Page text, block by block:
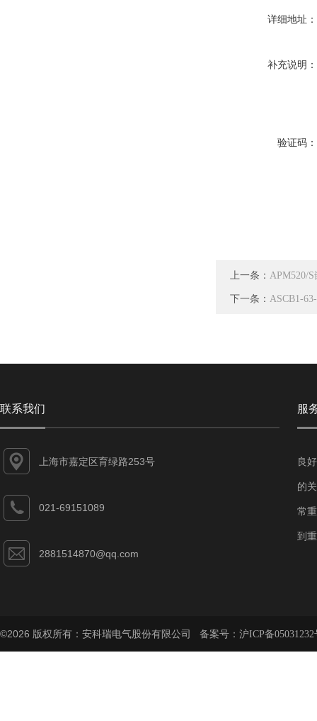
详细地址：
补充说明：
验证码：
上一条： APM520/
下一条： ASCB1-
联系我们
上海市嘉定区育绿路253号
021-69151089
2881514870@qq.com
服
良
的
常
到
©2026 版权所有：安科瑞电气股份有限公司 备案号： 沪ICP备05031232